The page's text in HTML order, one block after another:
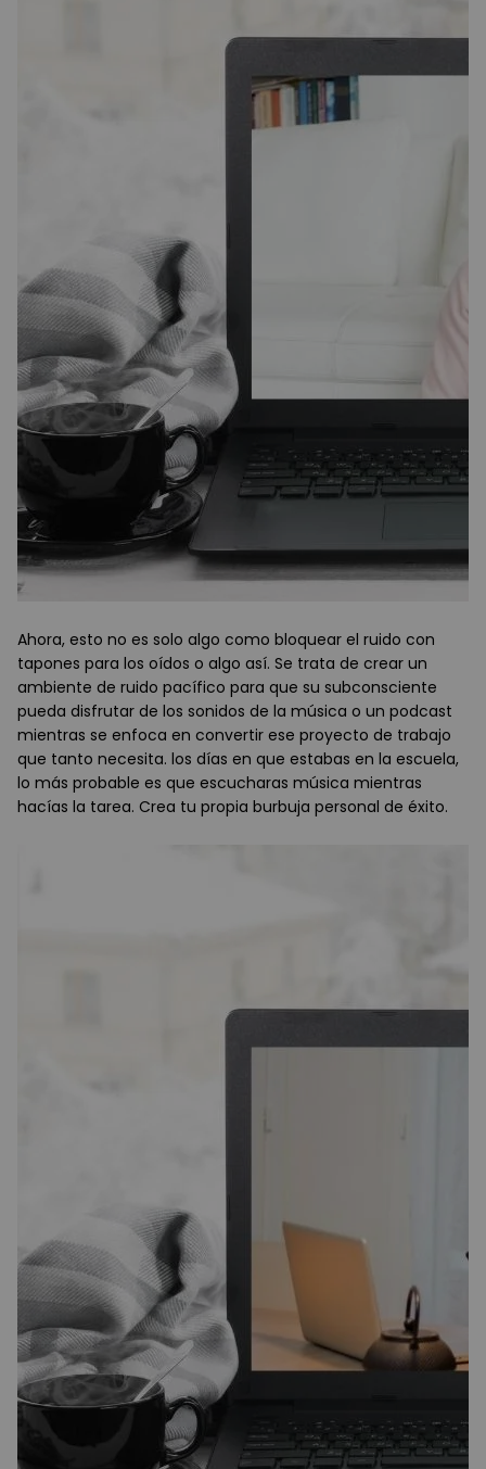
Ahora, esto no es solo algo como bloquear el ruido con
tapones para los oídos o algo así. Se trata de crear un
ambiente de ruido pacífico para que su subconsciente
pueda disfrutar de los sonidos de la música o un podcast
mientras se enfoca en convertir ese proyecto de trabajo
que tanto necesita. los días en que estabas en la escuela,
lo más probable es que escucharas música mientras
hacías la tarea. Crea tu propia burbuja personal de éxito.